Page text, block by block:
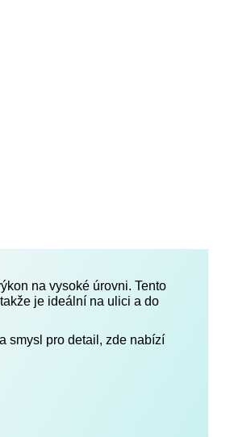
na vysoké úrovni. Tento
je ideální na ulici a do
smysl pro detail, zde nabízí